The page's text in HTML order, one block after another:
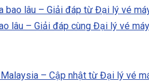
bao lâu – Giải đáp từ Đại lý vé
lâu – Giải đáp cùng Đại lý vé
– Cập nhật từ Đại lý vé